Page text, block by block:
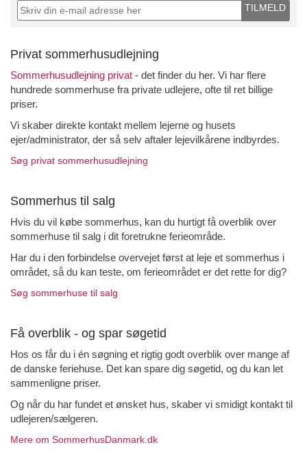
TILMELD
Privat sommerhusudlejning
Sommerhusudlejning privat - det finder du her. Vi har flere
hundrede sommerhuse fra private udlejere, ofte til ret billige
priser.
Vi skaber direkte kontakt mellem lejerne og husets
ejer/administrator, der så selv aftaler lejevilkårene indbyrdes.
Søg privat sommerhusudlejning
Sommerhus til salg
Hvis du vil købe sommerhus, kan du hurtigt få overblik over
sommerhuse til salg i dit foretrukne ferieområde.
Har du i den forbindelse overvejet først at leje et sommerhus i
området, så du kan teste, om ferieområdet er det rette for dig?
Søg sommerhuse til salg
Få overblik - og spar søgetid
Hos os får du i én søgning et rigtig godt overblik over mange af
de danske feriehuse. Det kan spare dig søgetid, og du kan let
sammenligne priser.
Og når du har fundet et ønsket hus, skaber vi smidigt kontakt til
udlejeren/sælgeren.
Mere om SommerhusDanmark.dk